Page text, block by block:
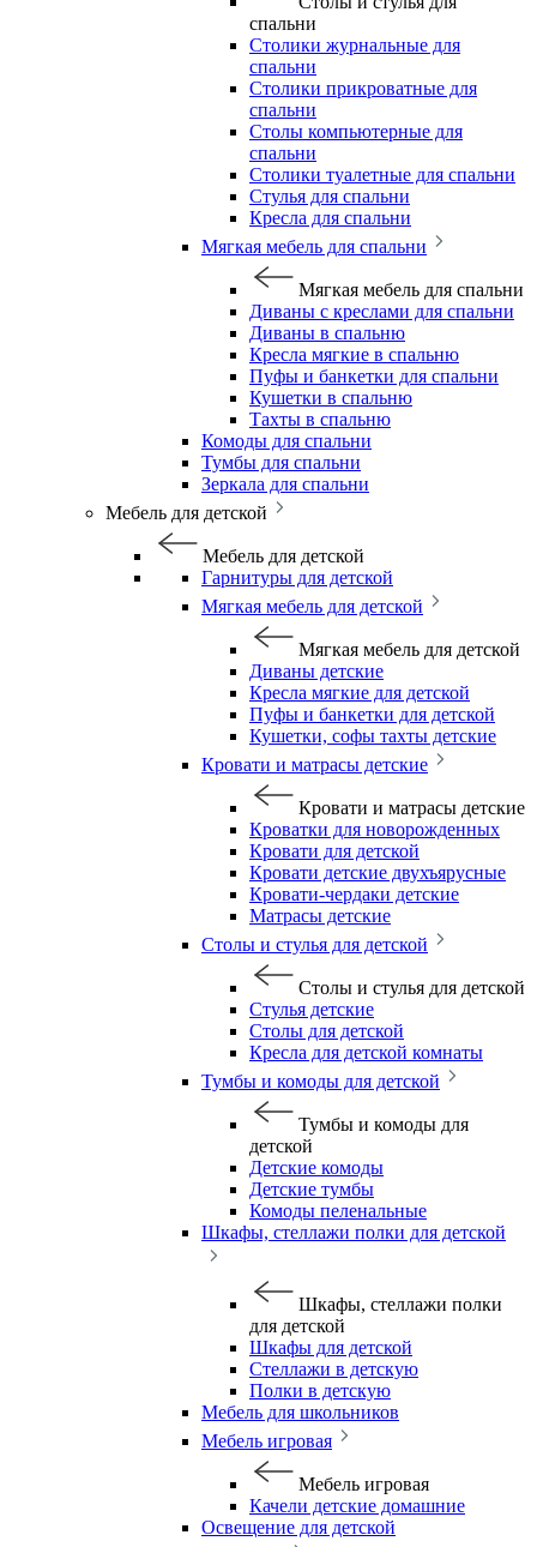
спальни
Столики журнальные для
спальни
Столики прикроватные для
спальни
Столы компьютерные для
спальни
Столики туалетные для спальни
Стулья для спальни
Кресла для спальни
Мягкая мебель для спальни
Мягкая мебель для спальни
Диваны с креслами для спальни
Диваны в спальню
Кресла мягкие в спальню
Пуфы и банкетки для спальни
Кушетки в спальню
Тахты в спальню
Комоды для спальни
Тумбы для спальни
Зеркала для спальни
Мебель для детской
Мебель для детской
Гарнитуры для детской
Мягкая мебель для детской
Мягкая мебель для детской
Диваны детские
Кресла мягкие для детской
Пуфы и банкетки для детской
Кушетки, софы тахты детские
Кровати и матрасы детские
Кровати и матрасы детские
Кроватки для новорожденных
Кровати для детской
Кровати детские двухъярусные
Кровати-чердаки детские
Матрасы детские
Столы и стулья для детской
Столы и стулья для детской
Стулья детские
Столы для детской
Кресла для детской комнаты
Тумбы и комоды для детской
Тумбы и комоды для
детской
Детские комоды
Детские тумбы
Комоды пеленальные
Шкафы, стеллажи полки для детской
Шкафы, стеллажи полки
для детской
Шкафы для детской
Стеллажи в детскую
Полки в детскую
Мебель для школьников
Мебель игровая
Мебель игровая
Качели детские домашние
Освещение для детской